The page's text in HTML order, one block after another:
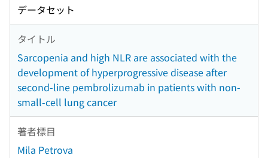
データセット
タイトル
Sarcopenia and high NLR are associated with the
development of hyperprogressive disease after
second-line pembrolizumab in patients with non-
small-cell lung cancer
著者標目
Mila Petrova